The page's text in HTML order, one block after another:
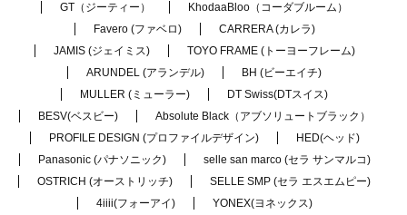
GT（ジーティー）
KhodaaBloo（コーダブルーム）
Favero (ファベロ)
CARRERA (カレラ)
JAMIS (ジェイミス)
TOYO FRAME (トーヨーフレーム)
ARUNDEL (アランデル)
BH (ビーエイチ)
MULLER (ミューラー)
DT Swiss(DTスイス)
BESV(ベスビー)
Absolute Black（アブソリュートブラック）
PROFILE DESIGN (プロファイルデザイン)
HED(ヘッド)
Panasonic (パナソニック)
selle san marco (セラ サンマルコ)
OSTRICH (オーストリッチ)
SELLE SMP (セラ エスエムピー)
4iiii(フォーアイ)
YONEX(ヨネックス)